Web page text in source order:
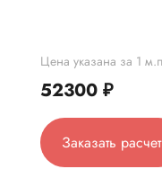
Цена указана за 1
52300 ₽
Заказать расчет